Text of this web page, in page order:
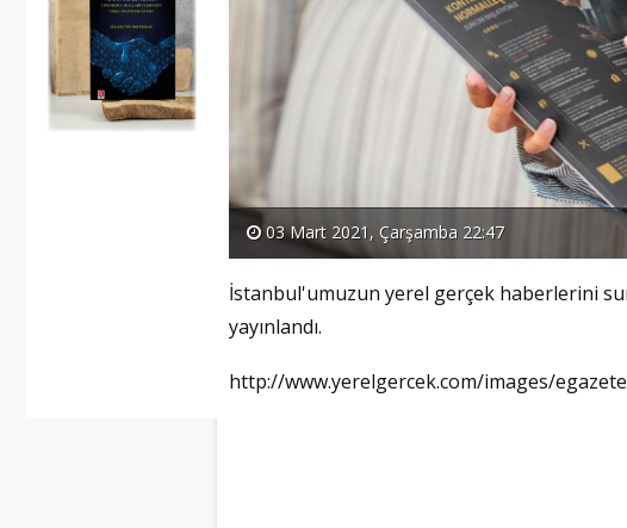
03 Mart 2021, Çarşamba 22:47
İstanbul'umuzun yerel gerçek haberlerini
yayınlandı.
http://www.yerelgercek.com/images/